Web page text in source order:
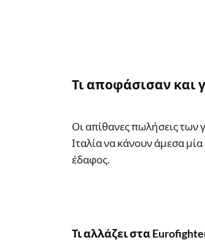
Τι αποφάσισαν και
Οι απίθανες πωλήσεις των
Ιταλία να κάνουν άμεσα
έδαφος.
Τι αλλάζει στα